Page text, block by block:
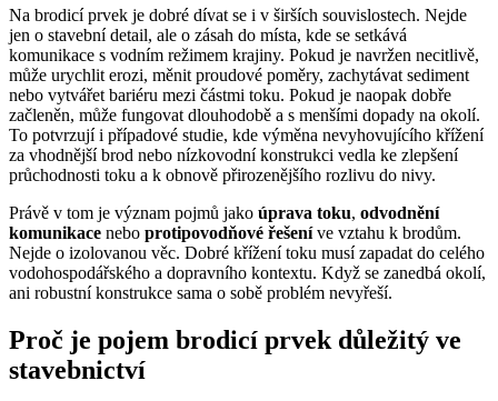
Na brodicí prvek je dobré dívat se i v širších souvislostech. Nejde
jen o stavební detail, ale o zásah do místa, kde se setkává
komunikace s vodním režimem krajiny. Pokud je navržen necitlivě,
může urychlit erozi, měnit proudové poměry, zachytávat sediment
nebo vytvářet bariéru mezi částmi toku. Pokud je naopak dobře
začleněn, může fungovat dlouhodobě a s menšími dopady na okolí.
To potvrzují i případové studie, kde výměna nevyhovujícího křížení
za vhodnější brod nebo nízkovodní konstrukci vedla ke zlepšení
průchodnosti toku a k obnově přirozenějšího rozlivu do nivy.
Právě v tom je význam pojmů jako úprava toku, odvodnění
komunikace nebo protipovodňové řešeníve vztahu k brodům.
Nejde o izolovanou věc. Dobré křížení toku musí zapadat do celého
vodohospodářského a dopravního kontextu. Když se zanedbá okolí,
ani robustní konstrukce sama o sobě problém nevyřeší.
Proč je pojem brodicí prvek důležitý ve
stavebnictví